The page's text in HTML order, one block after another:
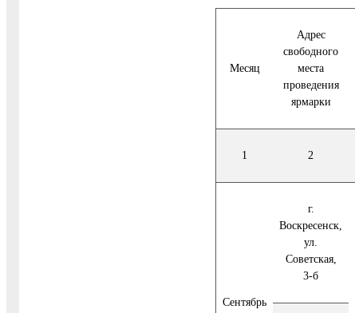
Месяц
Адрес
свободного
места
проведения
ярмарки
1 2
Сентябрь
г.
Воскресенск,
ул.
Советская,
3-б